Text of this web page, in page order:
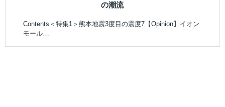
の潮流
Contents＜特集1＞熊本地震3度目の震度7【Opinion】イオン
モール…